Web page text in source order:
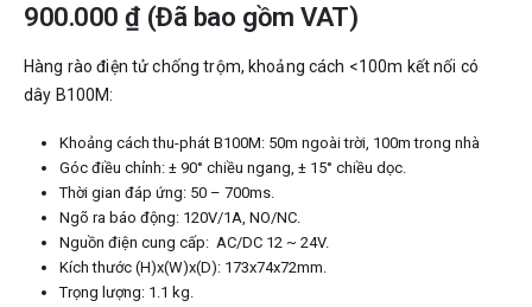
900.000₫ (Đã bao gồm VAT)
Hàng rào điện tử chống trộm, khoảng cách <100m kết nối có
dây B100M:
Khoảng cách thu-phát B100M: 50m ngoài trời, 100m trong nhà
Góc điều chỉnh: ± 90° chiều ngang, ± 15° chiều dọc.
Thời gian đáp ứng: 50 – 700ms.
Ngõ ra báo động: 120V/1A, NO/NC.
Nguồn điện cung cấp: AC/DC 12 ~ 24V.
Kích thước (H)x(W)x(D): 173x74x72mm.
Trọng lượng: 1.1 kg.